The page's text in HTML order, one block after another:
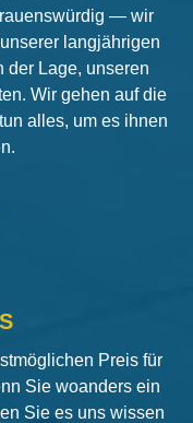
— wir
langjährigen
der Lage, unseren
Wir gehen auf die
alles, um es ihnen
Preis für
Sie woanders ein
Sie es uns wissen